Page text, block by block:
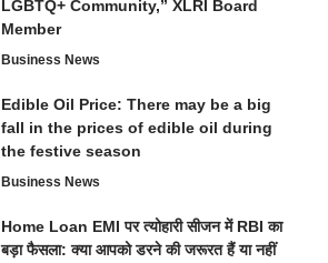
LGBTQ+ Community,” XLRI Board
Member
Business News
Edible Oil Price: There may be a big
fall in the prices of edible oil during
the festive season
Business News
Home Loan EMI पर त्योहारी सीजन में RBI का
बड़ा फैसला: क्या आपको डरने की जरूरत हैं या नहीं